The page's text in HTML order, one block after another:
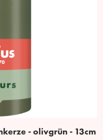
- olivgrün - 13cm